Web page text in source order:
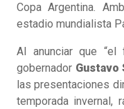
Copa Argentina.
estadio mundialista
Al anunciar que “el
gobernador Gustavo
las presentaciones
temporada invernal,